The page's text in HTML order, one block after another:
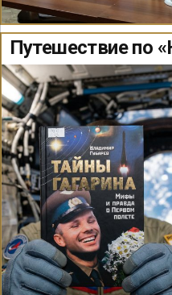
Путешествие по